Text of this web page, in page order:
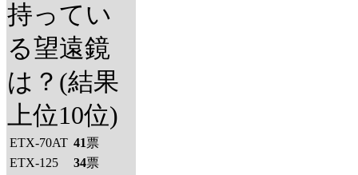
持ってい
る望遠鏡
は？(結果
上位10位)
ETX-70AT 41票
ETX-125
34票